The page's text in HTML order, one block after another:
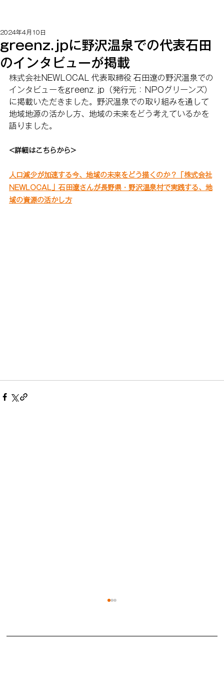
greenz.jpに野沢温泉での代表石田
のインタビューが掲載
2024年4月10日
株式会社NEWLOCAL 代表取締役 石田遼の野沢温泉での
インタビューをgreenz. jp（発行元：NPOグリーンズ）
に掲載いただきました。 野沢温泉での取り組みを通して
地域地源の活かし方、地域の未来をどう考えているかを
語りました。
<詳細はこちらから>
人口減少が加速する今、地域の未来をどう描くのか？「株式会社
NEWLOCAL」石田遼さんが長野県・野沢温泉村で実践する、地
域の資源の活かし方